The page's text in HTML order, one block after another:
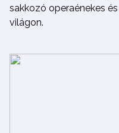
sakkozó operaénekes
világon.